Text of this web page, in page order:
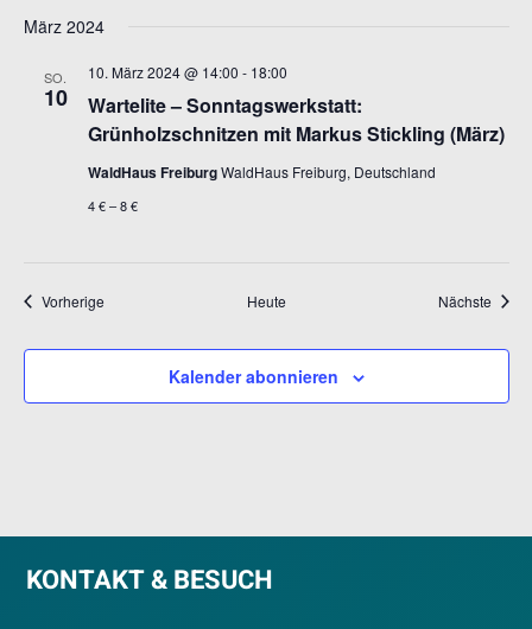
März 2024
SO.
10
Wartelite – Sonntagswerkstatt:
Grünholzschnitzen mit Markus Stickling (März)
10. März 2024 @ 14:00 - 18:00
WaldHaus FreiburgWaldHaus Freiburg, Deutschland
4 € – 8 €
VorherigeVeranstaltungen Heute Nächste
Kalender abonnieren
KONTAKT & BESUCH